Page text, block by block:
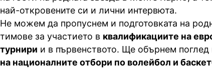
най-откровените си и лични интервюта.
Не можем да пропуснем и подготовката на
тимове за участието в квалификациите на
турнири и в първенството. Ще обърнем
на националните отбори по волейбол и